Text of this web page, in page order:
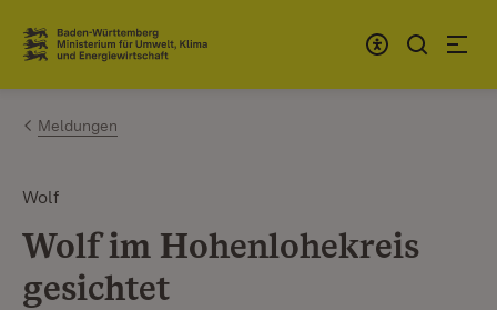
Zum Inhalt springen
Link zur Startseite
Meldungen
Wolf
Wolf im Hohenlohekreis
gesichtet